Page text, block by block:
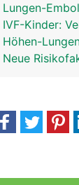
Lungen-
IVF-Kinder:
Höhen-
Neue